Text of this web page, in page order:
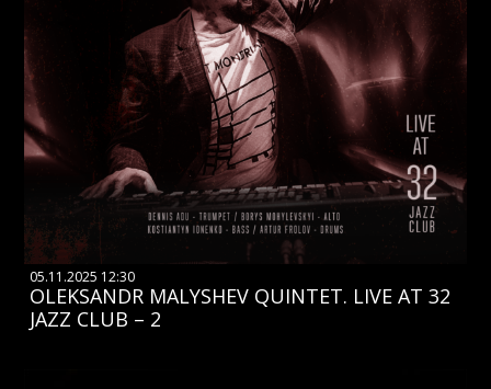
05.11.2025 12:30
OLEKSANDR MALYSHEV QUINTET. LIVE AT 32
JAZZ CLUB – 2